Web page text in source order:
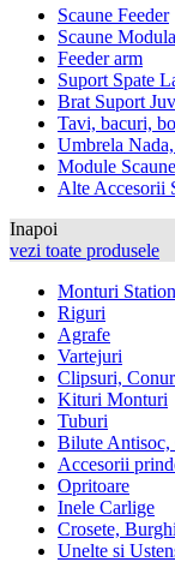
Scaune Feeder
Scaune
Feeder arm
Suport Spate
Brat Suport
Tavi, bacuri,
Umbrela
Module
Alte Accesorii
Inapoi
vezi toate produsele
Monturi
Riguri
Agrafe
Vartejuri
Clipsuri,
Kituri Monturi
Tuburi
Bilute Antisoc,
Accesorii
Opritoare
Inele Carlige
Crosete,
Unelte si